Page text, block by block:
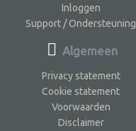
Inloggen
Support / Ondersteuning
Algemeen
Privacy statement
Cookie statement
Voorwaarden
Disclaimer